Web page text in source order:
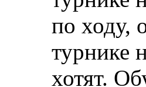
по ходу,
турнике
хотят.